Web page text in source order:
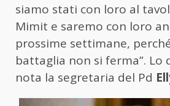
siamo stati con loro al
Mimit e saremo con loro
prossime settimane,
battaglia non si ferma”. Lo
nota la segretaria del Pd